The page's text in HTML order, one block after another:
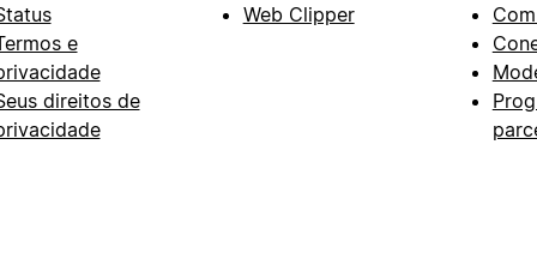
e
direitos de
Web Clipper